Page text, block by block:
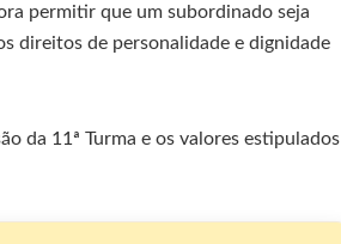
permitir que um subordinado seja
direitos de personalidade e dignidade
da 11ª Turma e os valores estipulados